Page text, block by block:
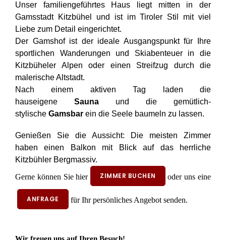
Unser familiengeführtes Haus liegt mitten in der
Gamsstadt Kitzbühel und ist im Tiroler Stil mit viel
Liebe zum Detail eingerichtet.
Der Gamshof ist der ideale Ausgangspunkt für Ihre
sportlichen Wanderungen und Skiabenteuer in die
Kitzbüheler Alpen oder einen Streifzug durch die
malerische Altstadt.
Nach einem aktiven Tag laden die
hauseigene Sauna und die gemütlich-
stylische Gamsbar ein die Seele baumeln zu lassen.
Genießen Sie die Aussicht: Die meisten Zimmer
haben einen Balkon mit Blick auf das herrliche
Kitzbühler Bergmassiv.
Gerne können Sie hier
ZIMMER BUCHEN oder uns eine
ANFRAGE für Ihr persönliches Angebot senden.